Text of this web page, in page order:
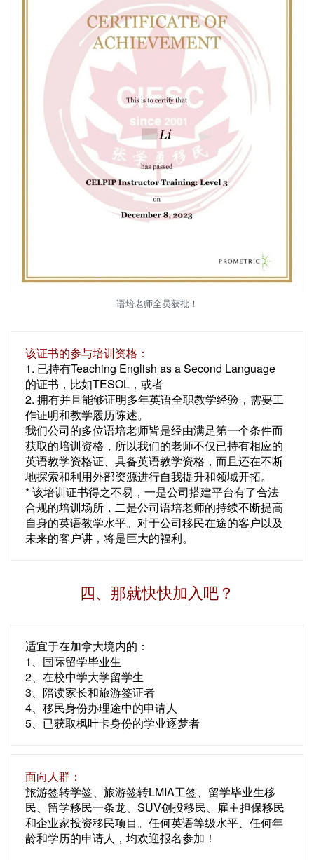
语培老师全员获批！
该证书的参与培训资格：
1. 已持有Teaching English as a Second Language
的证书，比如TESOL，或者
2. 拥有并且能够证明多年英语全职教学经验，需要工
作证明和教学履历陈述。
我们公司的多位语培老师皆是经由满足第一个条件而
获取的培训资格，所以我们的老师不仅已持有相应的
英语教学资格证、具备英语教学资格，而且还在不断
地探索和利用外部资源进行自我提升和领域开拓。
* 该培训证书得之不易，一是公司搭建平台有了合法
合规的培训场所，二是公司语培老师的持续不断提高
自身的英语教学水平。对于公司移民在途的客户以及
未来的客户讲，将是巨大的福利。
四、那就快快加入吧？
适宜于在加拿大境内的：
1、国际留学毕业生
2、在校中学大学留学生
3、陪读家长和旅游签证者
4、移民身份办理途中的申请人
5、已获取枫叶卡身份的学业逐梦者
面向人群：
旅游签转学签、旅游签转LMIA工签、留学毕业生移
民、留学移民一条龙、SUV创投移民、雇主担保移民
和企业家投资移民项目。任何英语等级水平、任何年
龄和学历的申请人，均欢迎报名参加！